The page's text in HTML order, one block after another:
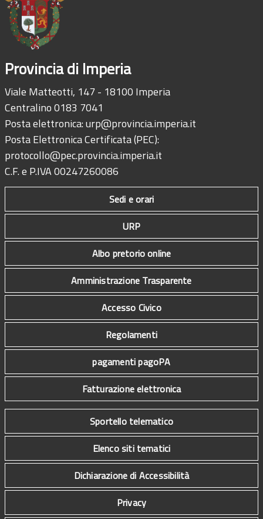
Provincia di Imperia
Viale Matteotti, 147 - 18100 Imperia
Centralino 0183 7041
Posta elettronica:urp@provincia.imperia.it
Posta Elettronica Certificata (PEC):
protocollo@pec.provincia.imperia.it
C.F. e P.IVA 00247260086
Sedi e orari
URP
Albo pretorio online
Amministrazione Trasparente
Accesso Civico
Regolamenti
pagamenti pagoPA
Fatturazione elettronica
Sportello telematico
Elenco siti tematici
Dichiarazione di Accessibilità
Privacy